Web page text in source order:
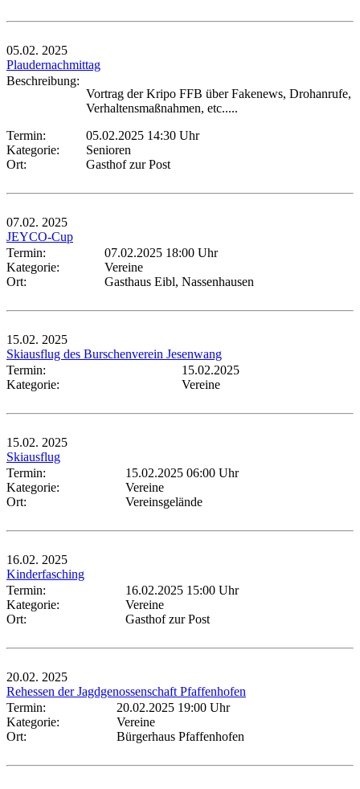
05.02. 2025
Plaudernachmittag
Beschreibung:
Vortrag der Kripo FFB über Fakenews, Drohanrufe,
Verhaltensmaßnahmen, etc.....
Termin:
05.02.2025 14:30 Uhr
Kategorie:
Senioren
Ort:
Gasthof zur Post
07.02. 2025
JEYCO-Cup
Termin:
07.02.2025 18:00 Uhr
Kategorie:
Vereine
Ort:
Gasthaus Eibl, Nassenhausen
15.02. 2025
Skiausflug des Burschenverein Jesenwang
Termin:
15.02.2025
Kategorie:
Vereine
15.02. 2025
Skiausflug
Termin:
15.02.2025 06:00 Uhr
Kategorie:
Vereine
Ort:
Vereinsgelände
16.02. 2025
Kinderfasching
Termin:
16.02.2025 15:00 Uhr
Kategorie:
Vereine
Ort:
Gasthof zur Post
20.02. 2025
Rehessen der Jagdgenossenschaft Pfaffenhofen
Termin:
20.02.2025 19:00 Uhr
Kategorie:
Vereine
Ort:
Bürgerhaus Pfaffenhofen